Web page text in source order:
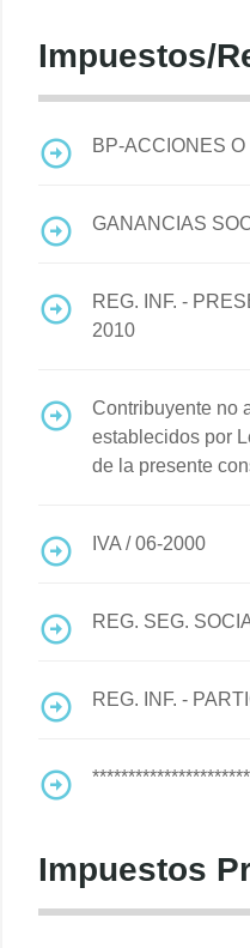
Impuestos/
BP-ACCIONES
GANANCIAS
REG. INF. -
2010
Contribuyente no
establecidos por
de la presente
IVA /06-2000
REG. SEG.
REG. INF. -
Impuestos